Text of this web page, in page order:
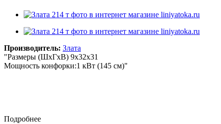
Производитель: Злата
"Размеры (ШхГхВ) 9х32х31
Мощность конфорки:1 кВт (145 см)"
Подробнее